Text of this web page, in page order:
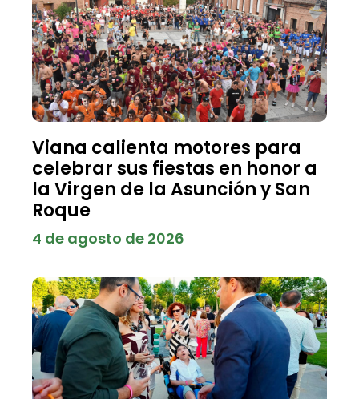
Viana calienta motores para
celebrar sus fiestas en honor a
la Virgen de la Asunción y San
Roque
4 de agosto de 2026